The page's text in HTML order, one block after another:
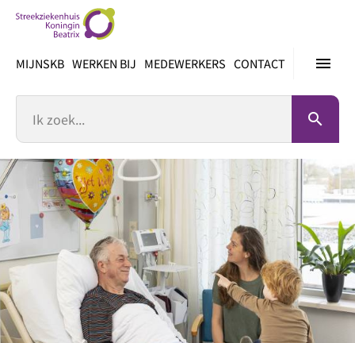
inhoud
menu
MIJNSKB WERKEN BIJ MEDEWERKERS CONTACT
search